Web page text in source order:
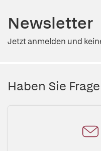
Newsletter
Jetzt anmelden und
Haben Sie